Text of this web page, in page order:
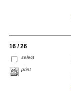
16 / 26
select
print